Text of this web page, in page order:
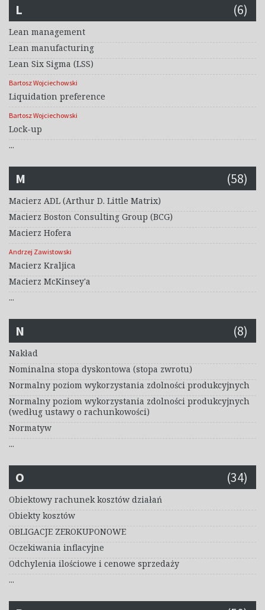
L (6)
Lean management
Lean manufacturing
Lean Six Sigma (LSS)
Bartosz Wojciechowski
Liquidation preference
Bartosz Wojciechowski
Lock-up
...
M (58)
Macierz ADL (Arthur D. Little Matrix)
Macierz Boston Consulting Group (BCG)
Macierz Hofera
Andrzej Zawistowski
Macierz Kraljica
Macierz McKinsey'a
...
N (8)
Nakład
Nominalna stopa dyskontowa (stopa zwrotu)
Normalny poziom wykorzystania zdolności produkcyjnych
Normalny poziom wykorzystania zdolności produkcyjnych
(według ustawy o rachunkowości)
Normatyw
...
O (34)
Obiektowy rachunek kosztów działań
Obiekty kosztów
OBLIGACJE ZEROKUPONOWE
Oczekiwania inflacyjne
Odchylenia ilościowe i cenowe sprzedaży
...